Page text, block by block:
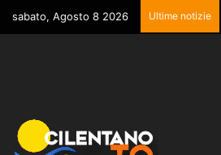
sabato, Agosto 8 2026 Ultime notizie